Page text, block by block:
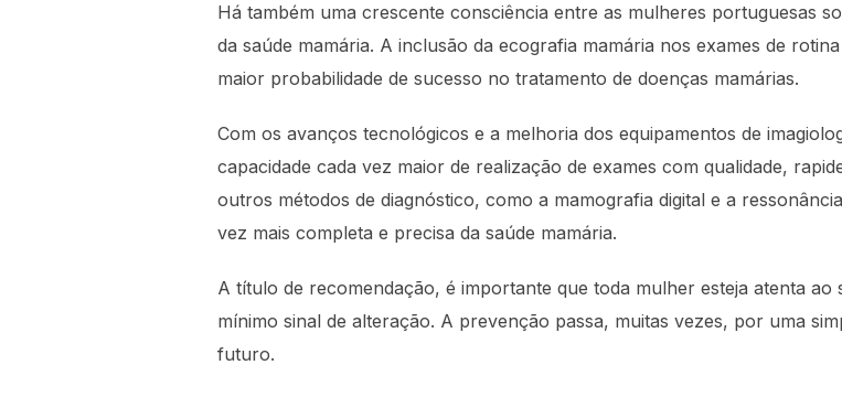
Há também uma crescente consciência entre as mulheres portuguesas
da saúde mamária. A inclusão da ecografia mamária nos exames de
maior probabilidade de sucesso no tratamento de doenças mamárias.
Com os avanços tecnológicos e a melhoria dos equipamentos de
capacidade cada vez maior de realização de exames com qualidade,
outros métodos de diagnóstico, como a mamografia digital e a
vez mais completa e precisa da saúde mamária.
A título de recomendação, é importante que toda mulher esteja atenta
mínimo sinal de alteração. A prevenção passa, muitas vezes, por uma
futuro.